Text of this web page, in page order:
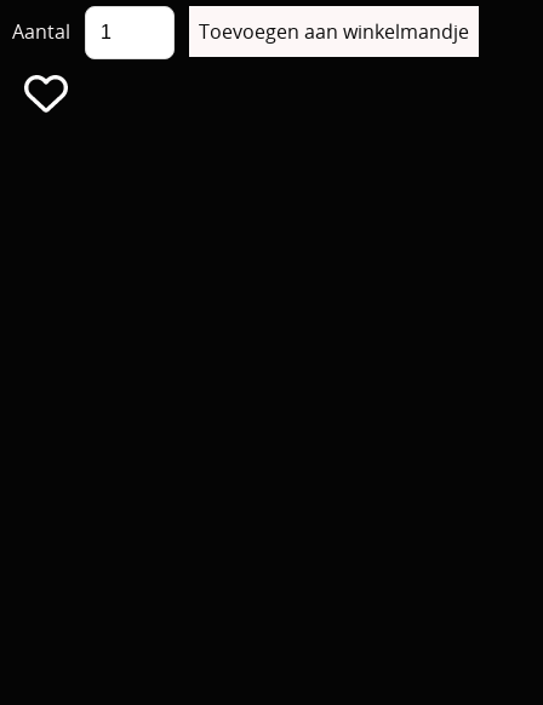
2e hands 2e kans
Aantal